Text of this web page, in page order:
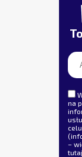
na
–
tutaj